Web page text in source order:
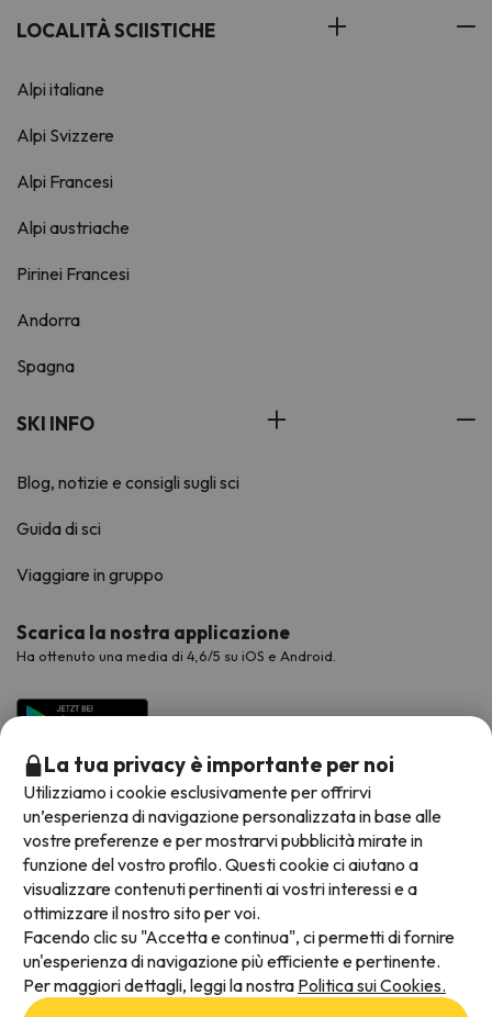
LOCALITÀ SCIISTICHE
Alpi italiane
Alpi Svizzere
Alpi Francesi
Alpi austriache
Pirinei Francesi
Andorra
Spagna
SKI INFO
Blog, notizie e consigli sugli sci
Guida di sci
Viaggiare in gruppo
Scarica la nostra applicazione
Ha ottenuto una media di 4,6/5 su iOS e Android.
Metodi di pagamento disponibili
La tua privacy è importante per noi
Utilizziamo i cookie esclusivamente per offrirvi
un’esperienza di navigazione personalizzata in base alle
vostre preferenze e per mostrarvi pubblicità mirate in
funzione del vostro profilo. Questi cookie ci aiutano a
visualizzare contenuti pertinenti ai vostri interessi e a
ottimizzare il nostro sito per voi.
Facendo clic su "Accetta e continua", ci permetti di fornire
un'esperienza di navigazione più efficiente e pertinente.
Per maggiori dettagli, leggi la nostra Politica sui Cookies.